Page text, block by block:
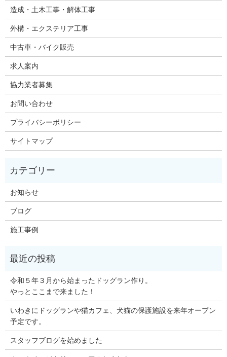
造成・土木工事・解体工事
外構・エクステリア工事
中古車・バイク販売
求人案内
協力業者募集
お問い合わせ
プライバシーポリシー
サイトマップ
お知らせ
ブログ
施工事例
令和５年３月から始まったドッグラン作り。
やっとここまで来ました！
いわきにドッグランや猫カフェ、犬猫の保護施設を来年オープン
予定です。
スタッフブログを始めました